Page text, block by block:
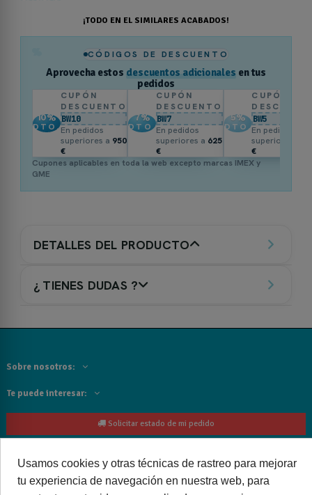
¡TODO EN EL SIMILARES ACABADOS!
CÓDIGOS DE DESCUENTO
Aprovecha estos descuentos adicionales en tus
pedidos
10%
DTO.
CUPÓN
DESCUENTO
BW10
En pedidos
superiores a 950
€
7%
DTO.
CUPÓN
DESCUENTO
BW7
En pedidos
superiores a 625
€
5%
DTO.
CUPÓN
BW5
En pedidos
superiores a
€
Cupones aplicables en toda la web excepto marcas IMEX y
GME
DETALLES DEL PRODUCTO
¿ TIENES DUDAS ?
Sobre nosotros:
Te puede interesar:
Solicitar estado de mi pedido
Siguenos
Usamos cookies y otras técnicas de rastreo para mejorar
tu experiencia de navegación en nuestra web, para